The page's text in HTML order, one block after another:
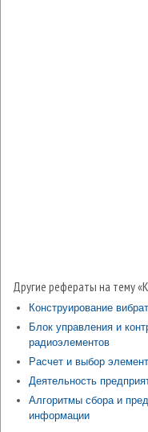
Другие рефераты на тему
Конструирование
Блок управления и
радиоэлементов
Расчет и выбор
Деятельность
Алгоритмы сбора и
информации